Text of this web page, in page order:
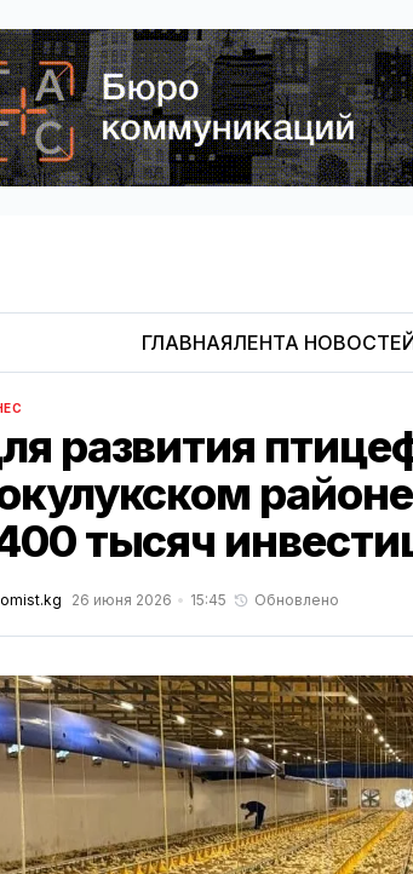
ГЛАВНАЯЛЕНТА
развития
тысяч
26 июня 2026 15:45 Обновлено